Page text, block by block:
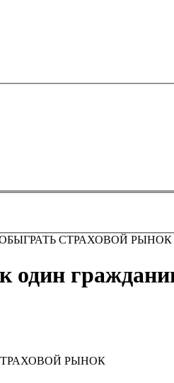
ОБЫГРАТЬ СТРАХОВОЙ РЫНОК
один